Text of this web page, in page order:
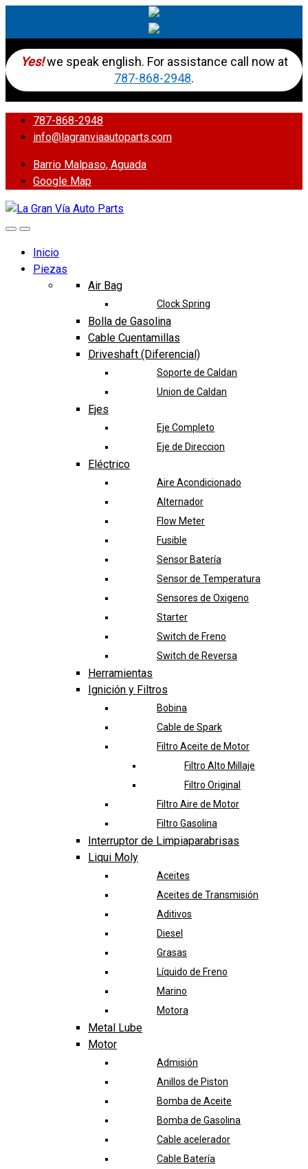
Yes! we speak english. For assistance call now at
787-868-2948.
787-868-2948
info@lagranviaautoparts.com
Barrio Malpaso, Aguada
Google Map
Inicio
Piezas
Air Bag
Clock Spring
Bolla de Gasolina
Cable Cuentamillas
Driveshaft (Diferencial)
Soporte de Caldan
Union de Caldan
Ejes
Eje Completo
Eje de Direccion
Eléctrico
Aire Acondicionado
Alternador
Flow Meter
Fusible
Sensor Batería
Sensor de Temperatura
Sensores de Oxigeno
Starter
Switch de Freno
Switch de Reversa
Herramientas
Ignición y Filtros
Bobina
Cable de Spark
Filtro Aceite de Motor
Filtro Alto Millaje
Filtro Original
Filtro Aire de Motor
Filtro Gasolina
Interruptor de Limpiaparabrisas
Liqui Moly
Aceites
Aceites de Transmisión
Aditivos
Diesel
Grasas
Líquido de Freno
Marino
Motora
Metal Lube
Motor
Admisión
Anillos de Piston
Bomba de Aceite
Bomba de Gasolina
Cable acelerador
Cable Batería